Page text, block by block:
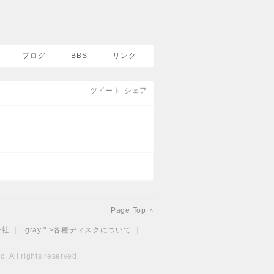
ブログ BBS リンク
シェア
ツイート
Page Top ^
gray " >各種ディスクについて
All rights reserved.